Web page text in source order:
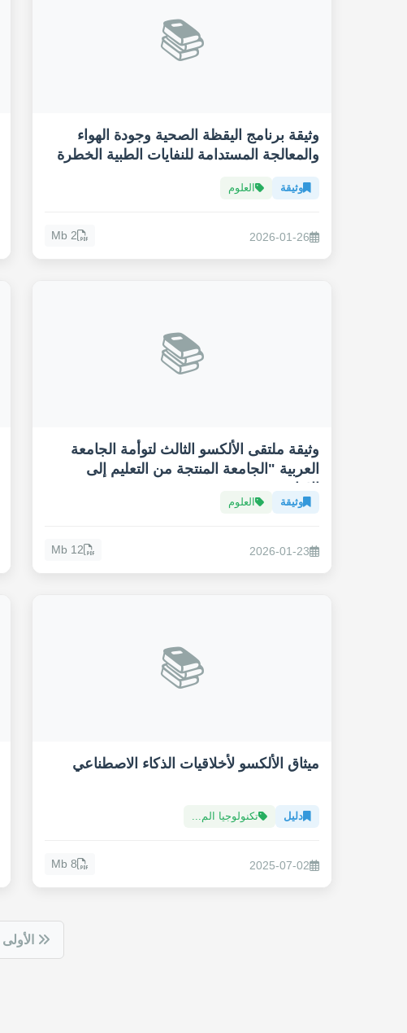
📚
وثيقة برنامج اليقظة الصحية وجودة الهواء
والمعالجة المستدامة للنفايات الطبية الخطرة
وثيقة العلوم
2026-01-26
2 Mb
📚
وثيقة ملتقى الألكسو الثالث لتوأمة الجامعة
العربية "الجامعة المنتجة من التعليم إلى
الانتاج"
وثيقة العلوم
2026-01-23
12 Mb
📚
ميثاق الألكسو لأخلاقيات الذكاء الاصطناعي
دليل تكنولوجيا الم...
2025-07-02
8 Mb
الأولى